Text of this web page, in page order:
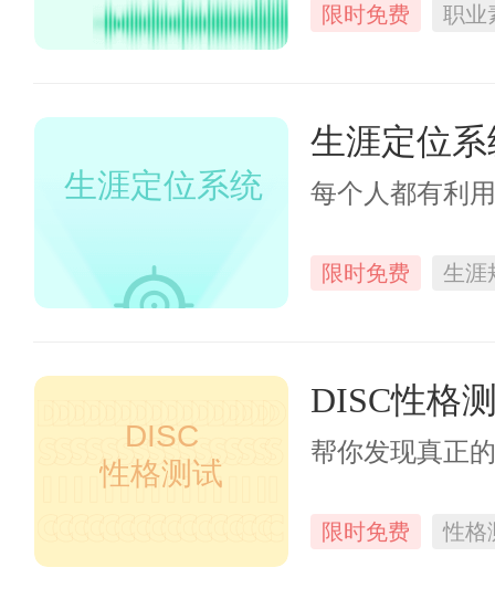
限时免费 职业
生涯定位系统
生涯定位系
每个人都有利
限时免费 生涯
DISC
性格测试
DISC性格
帮你发现真正
限时免费 性格